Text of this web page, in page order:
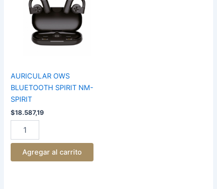
AURICULAR OWS
BLUETOOTH SPIRIT NM-
SPIRIT
$18.587,19
SPIRIT
SPIRIT
cantidad
Agregar al carrito